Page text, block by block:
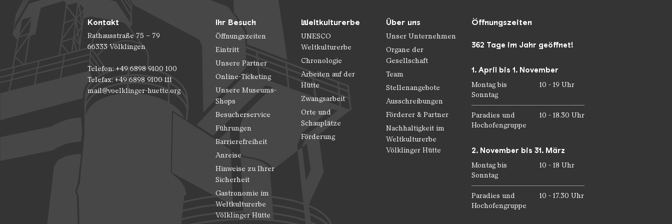
Kontakt
Rathausstraße 75 – 79
66333 Völklingen
Telefon: +49 6898 9100 100
Telefax: +49 6898 9100 111
mail@voelklinger-huette.org
Ihr Besuch
Öffnungszeiten
Eintritt
Unsere Partner
Online-Ticketing
Unsere Museums-
Shops
Besucherservice
Führungen
Barrierefreiheit
Anreise
Hinweise zu Ihrer
Sicherheit
Gastronomie im
Weltkulturerbe
Völklinger Hütte
Weltkulturerbe
UNESCO
Weltkulturerbe
Chronologie
Arbeiten auf der
Hütte
Zwangsarbeit
Orte und
Schauplätze
Förderung
Über uns
Unser Unternehmen
Organe der
Gesellschaft
Team
Stellenangebote
Ausschreibungen
Förderer & Partner
Nachhaltigkeit im
Weltkulturerbe
Völklinger Hütte
Öffnungszeiten
362 Tage im Jahr geöffnet!
1. April bis 1. November
Montag bis
Sonntag
10 - 19 Uhr
Paradies und
Hochofengruppe
10 - 18.30 Uhr
2. November bis 31. März
Montag bis
Sonntag
10 - 18 Uhr
Paradies und
Hochofengruppe
10 - 17.30 Uhr